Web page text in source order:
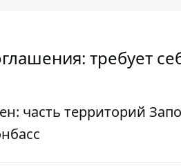
требует
часть территорий